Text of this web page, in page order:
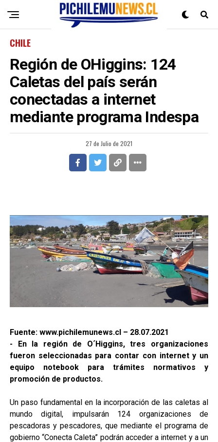
CHILE
Región de OHiggins: 124
Caletas del país serán
conectadas a internet
mediante programa Indespa
27 de Julio de 2021
Fuente: www.pichilemunews.cl – 28.07.2021
- En la región de O´Higgins, tres organizaciones
fueron seleccionadas para contar con internet y un
equipo notebook para trámites normativos y
promoción de productos.
Un paso fundamental en la incorporación de las caletas al
mundo digital, impulsarán 124 organizaciones de
pescadoras y pescadores, que mediante el programa de
gobierno “Conecta Caleta” podrán acceder a internet y a un